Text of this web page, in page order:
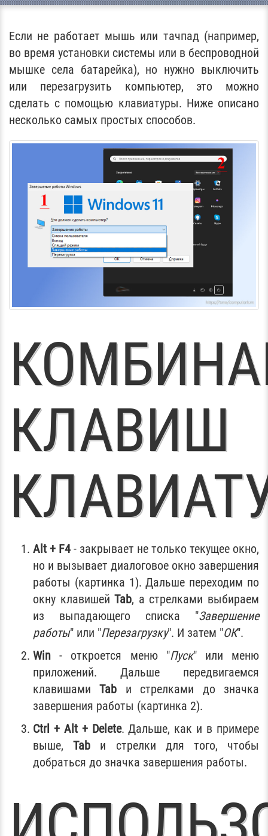
Если не работает мышь или тачпад (например,
во время установки системы или в беспроводной
мышке села батарейка), но нужно выключить
или перезагрузить компьютер, это можно
сделать с помощью клавиатуры. Ниже описано
несколько самых простых способов.
КЛАВИШ
Alt + F4 - закрывает не только текущее окно,
но и вызывает диалоговое окно завершения
работы (картинка 1). Дальше переходим по
окну клавишейTab, а стрелками выбираем
из выпадающего списка "Завершение
работы" или "Перезагрузку". И затем "ОК".
Win - откроется меню "Пуск" или меню
приложений. Дальше передвигаемся
клавишамиTab и стрелками до значка
завершения работы (картинка 2).
Ctrl + Alt + Delete. Дальше, как и в примере
выше,Tab и стрелки для того, чтобы
добраться до значка завершения работы.